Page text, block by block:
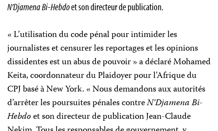
N’Djamena Bi-Hebdoet son directeur de publication.
« L’utilisation du code pénal pour intimider les
journalistes et censurer les reportages et les opinions
dissidentes est un abus de pouvoir » a déclaré Mohamed
Keita, coordonnateur du Plaidoyer pour l’Afrique du
CPJ basé à New York. « Nous demandons aux autorités
d’arrêter les poursuites pénales contreN’Djamena Bi-
Hebdoet son directeur de publication Jean-Claude